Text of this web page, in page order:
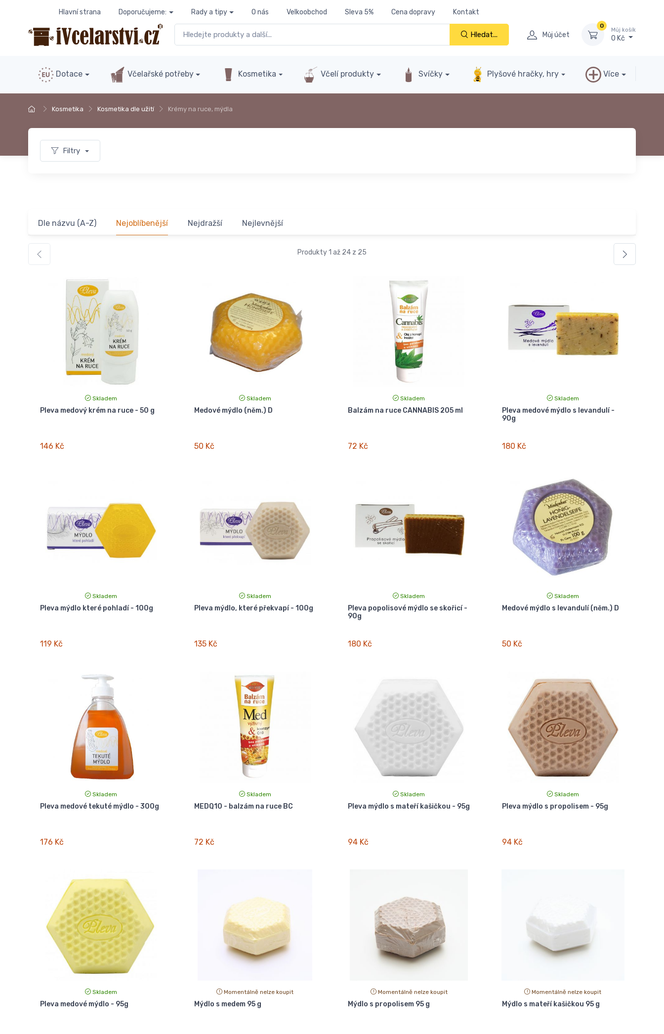
Hlavní strana Doporučujeme: Rady a tipy O nás Velkoobchod Sleva 5% Cena dopravy Kontakt
Hledat... Můj účet
0
Můj košík
0 Kč
Dotace Včelařské potřeby Kosmetika Včelí produkty Svíčky Plyšové hračky, hry Více
Kosmetika Kosmetika dle užití Krémy na ruce, mýdla
Filtry
Dle názvu (A-Z) Nejoblíbenější Nejdražší Nejlevnější
Produkty 1 až 24 z 25
Skladem
Pleva medový krém na ruce - 50 g
146 Kč
Skladem
Medové mýdlo (něm.) D
50 Kč
Skladem
Balzám na ruce CANNABIS 205 ml
72 Kč
Skladem
Pleva medové mýdlo s levandulí -
90g
180 Kč
Skladem
Pleva mýdlo které pohladí - 100g
119 Kč
Skladem
Pleva mýdlo, které překvapí - 100g
135 Kč
Skladem
Pleva popolisové mýdlo se skořicí -
90g
180 Kč
Skladem
Medové mýdlo s levandulí (něm.) D
50 Kč
Skladem
Pleva medové tekuté mýdlo - 300g
176 Kč
Skladem
MEDQ10 - balzám na ruce BC
72 Kč
Skladem
Pleva mýdlo s mateří kašičkou - 95g
94 Kč
Skladem
Pleva mýdlo s propolisem - 95g
94 Kč
Skladem
Pleva medové mýdlo - 95g
Momentálně nelze koupit
Mýdlo s medem 95 g
Momentálně nelze koupit
Mýdlo s propolisem 95 g
Momentálně nelze koupit
Mýdlo s mateří kašičkou 95 g